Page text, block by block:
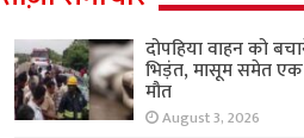
दोपहिया वाहन को
भिड़ंत, मासूम समेत एक
मौत
August 3, 2026